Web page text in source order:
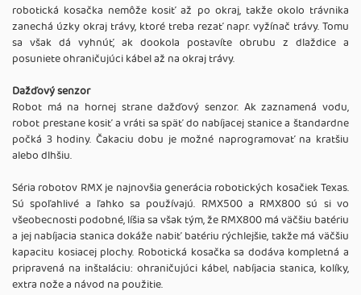
robotická kosačka nemôže kosiť až po okraj, takže okolo trávnika
zanechá úzky okraj trávy, ktoré treba rezať napr. vyžínač trávy. Tomu
sa však dá vyhnúť, ak dookola postavíte obrubu z dlaždice a
posuniete ohraničujúci kábel až na okraj trávy.
Dažďový senzor
Robot má na hornej strane dažďový senzor. Ak zaznamená vodu,
robot prestane kosiť a vráti sa späť do nabíjacej stanice a štandardne
počká 3 hodiny. Čakaciu dobu je možné naprogramovať na kratšiu
alebo dlhšiu.
Séria robotov RMX je najnovšia generácia robotických kosačiek Texas.
Sú spoľahlivé a ľahko sa používajú. RMX500 a RMX800 sú si vo
všeobecnosti podobné, líšia sa však tým, že RMX800 má väčšiu batériu
a jej nabíjacia stanica dokáže nabiť batériu rýchlejšie, takže má väčšiu
kapacitu kosiacej plochy. Robotická kosačka sa dodáva kompletná a
pripravená na inštaláciu: ohraničujúci kábel, nabíjacia stanica, kolíky,
extra nože a návod na použitie.